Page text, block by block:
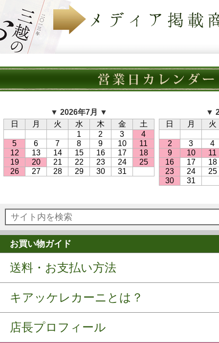
▼ 2026年7月 ▼
日
月 火 水 木 金
土
1
2 3
4
5
6 7 8 9 10
11
12
13 14 15 16 17
18
19
20 21 22 23 24
25
26
27 28 29 30 31
▼
日
月 火
2 3
4
9
10
11
16
17
18
23
24
25
30
31
お買い物ガイド
送料・お支払い方法
キアッケレカーニとは？
店長プロフィール